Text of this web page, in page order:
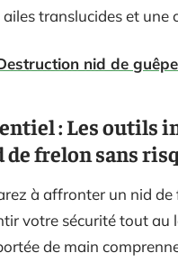
translucides et
nid de
: Les outils
frelon sans
à affronter un nid
votre sécurité tout au
de main